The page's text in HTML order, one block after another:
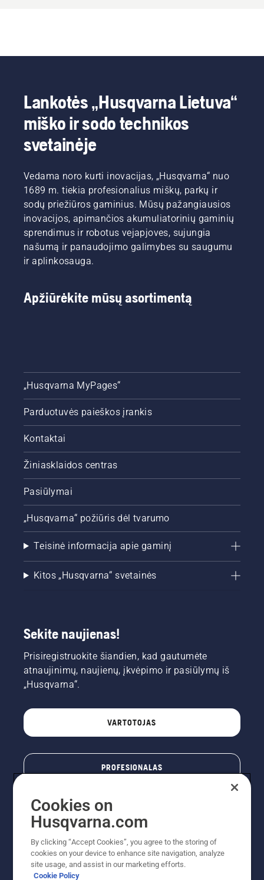
Lankotės „Husqvarna Lietuva“
miško ir sodo technikos
svetainėje
Vedama noro kurti inovacijas, „Husqvarna“ nuo
1689 m. tiekia profesionalius miškų, parkų ir
sodų priežiūros gaminius. Mūsų pažangiausios
inovacijos, apimančios akumuliatorinių gaminių
sprendimus ir robotus vejapjoves, sujungia
našumą ir panaudojimo galimybes su saugumu
ir aplinkosauga.
Apžiūrėkite mūsų asortimentą
„Husqvarna MyPages“
Parduotuvės paieškos įrankis
Kontaktai
Žiniasklaidos centras
Pasiūlymai
„Husqvarna“ požiūris dėl tvarumo
Teisinė informacija apie gaminį
Kitos „Husqvarna“ svetainės
Sekite naujienas!
Prisiregistruokite šiandien, kad gautumėte
atnaujinimų, naujienų, įkvėpimo ir pasiūlymų iš
„Husqvarna“.
VARTOTOJAS
PROFESIONALAS
Cookies on
Husqvarna.com
By clicking “Accept Cookies”, you agree to the storing of
cookies on your device to enhance site navigation, analyze
site usage, and assist in our marketing efforts.
Cookie Policy